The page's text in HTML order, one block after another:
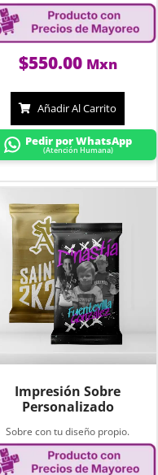
$550.00 Mxn
Añadir Al Carrito
Pedir por WhatsApp
(Atención Humana)
Impresión Sobre
Personalizado
Sobre con tu diseño propio.